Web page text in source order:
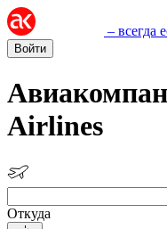
– всегда
Войти
Airlines
Откуда